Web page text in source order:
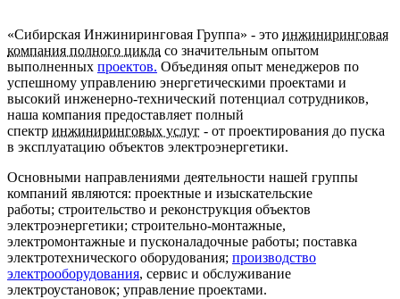
«Сибирская Инжиниринговая Группа» - это инжиниринговая
компания полного цикла со значительным опытом
выполненных проектов. Объединяя опыт менеджеров по
успешному управлению энергетическими проектами и
высокий инженерно-технический потенциал сотрудников,
наша компания предоставляет полный
спектр инжиниринговых услуг - от проектирования до пуска
в эксплуатацию объектов электроэнергетики.
Основными направлениями деятельности нашей группы
компаний являются: проектные и изыскательские
работы; строительство и реконструкция объектов
электроэнергетики; строительно-монтажные,
электромонтажные и пусконаладочные работы; поставка
электротехнического оборудования; производство
электрооборудования, сервис и обслуживание
электроустановок; управление проектами.